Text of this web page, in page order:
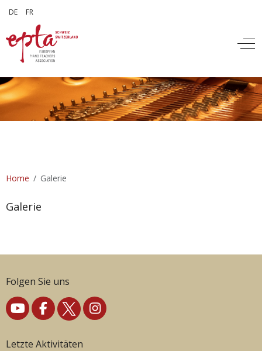
Sprache auswählen
DE FR
Off-
Home Galerie
Galerie
Folgen Sie uns
Letzte Aktivitäten